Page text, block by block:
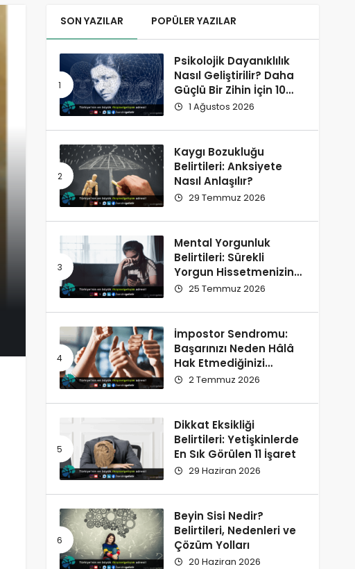
SON YAZILAR POPÜLER YAZILAR
Psikolojik Dayanıklılık
Nasıl Geliştirilir? Daha
Güçlü Bir Zihin İçin 10
Alışkanlık
1 Ağustos 2026
Kaygı Bozukluğu
Belirtileri: Anksiyete
Nasıl Anlaşılır?
29 Temmuz 2026
Mental Yorgunluk
Belirtileri: Sürekli
Yorgun Hissetmenizin
12 Olası Nedeni
25 Temmuz 2026
İmpostor Sendromu:
Başarınızı Neden Hâlâ
Hak Etmediğinizi
Düşünüyorsunuz?
2 Temmuz 2026
Dikkat Eksikliği
Belirtileri: Yetişkinlerde
En Sık Görülen 11 İşaret
29 Haziran 2026
Beyin Sisi Nedir?
Belirtileri, Nedenleri ve
Çözüm Yolları
20 Haziran 2026